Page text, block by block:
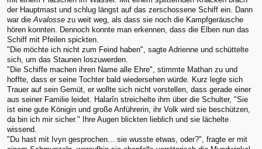
der Hauptmast und schlug längst auf das zerschossene Schiff ein. Dann
war dieAvalosse zu weit weg, als dass sie noch die Kampfgeräusche
hören konnten. Dennoch konnte man erkennen, dass die Elben nun das
Schiff mit Pfeilen spickten.
"Die möchte ich nicht zum Feind haben", sagte Adrienne und schüttelte
sich, um das Staunen loszuwerden.
"Die Schiffe machen ihren Name alle Ehre", stimmte Mathan zu und
hoffte, dass er seine Tochter bald wiedersehen würde. Kurz legte sich
Trauer auf sein Gemüt, er wollte sich nicht vorstellen, dass gerade einer
aus seiner Familie leidet. Halarîn streichelte ihm über die Schulter, "Sie
ist eine gute Königin und große Anführerin, ihr Volk wird sie beschützen,
da bin ich mir sicher." Ihre Augen blickten lieblich und sie lächelte
wissend.
"Du hast mit Ivyn gesprochen... sie wusste etwas, oder?", fragte er mit